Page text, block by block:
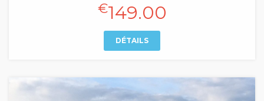
€149.00
DÉTAILS